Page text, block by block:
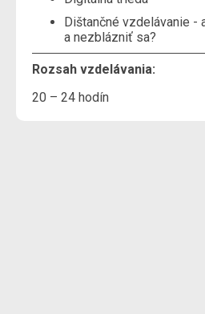
Dištančné vzdelávanie -
a nezblázniť sa?
Rozsah vzdelávania:
20 – 24 hodín